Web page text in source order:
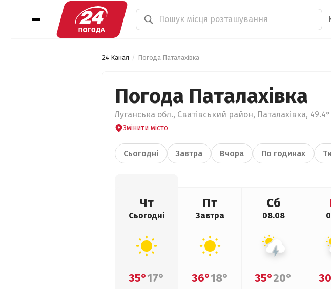
24 Канал Погода Паталахівка
Погода Паталахівка
Луганська обл., Сватівський район, Паталахівка,
Змінити місто
Сьогодні Завтра Вчора По годинах
Чт
Сьогодні
35°17°
Пт
Завтра
36°18°
Сб
08.08
35°20°